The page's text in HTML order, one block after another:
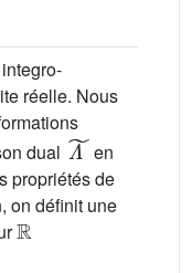
réelle. Nous
dual
Λ˜
en
propriétés de
on définit une
R